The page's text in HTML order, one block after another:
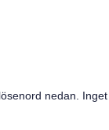
nedan.